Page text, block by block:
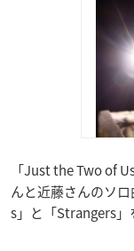
「Just the Two of
んと近藤さんのソ
s」と「Strangers」